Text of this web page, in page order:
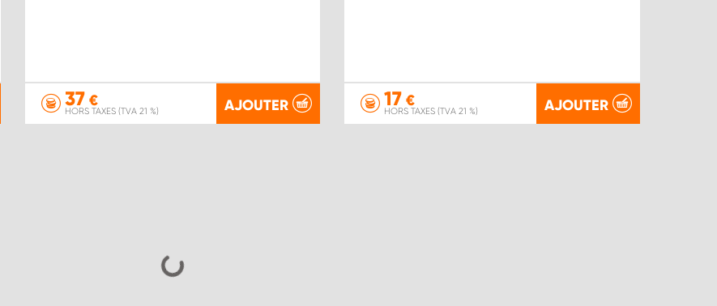
37€
HORS TAXES (TVA 21 %) AJOUTER 17 €
HORS TAXES (TVA 21 %) AJOUTER